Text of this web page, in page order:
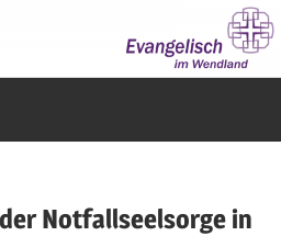
Notfallseelsorge in